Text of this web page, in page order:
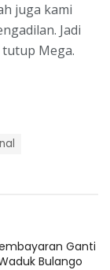
juga kami
Jadi
Mega.
Ganti
Bulango